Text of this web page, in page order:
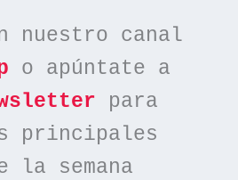
nuestro canal
o apúntate a
para
principales
la semana